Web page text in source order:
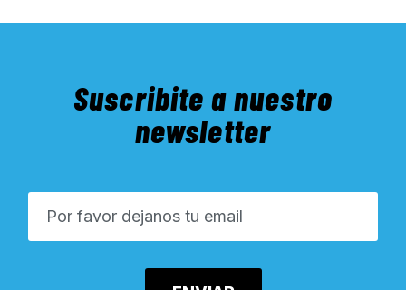
Suscribite a nuestro
newsletter